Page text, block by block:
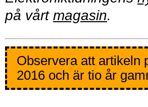
på vårt magasin.
Observera att artikeln
2016 och är tio år